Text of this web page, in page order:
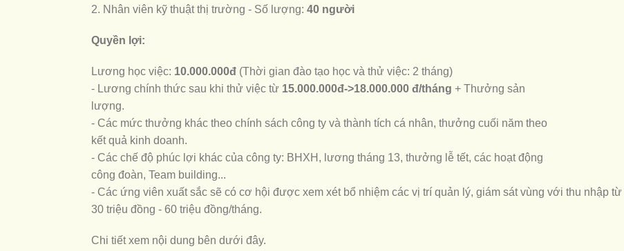
2. Nhân viên kỹ thuật thị trường - Số lượng: 40 người
Quyền lợi:
Lương học việc: 10.000.000đ (Thời gian đào tạo học và thử việc: 2 tháng)
- Lương chính thức sau khi thử việc từ 15.000.000đ->18.000.000 đ/tháng + Thưởng sản
lượng.
- Các mức thưởng khác theo chính sách công ty và thành tích cá nhân, thưởng cuối năm theo
kết quả kinh doanh.
- Các chế độ phúc lợi khác của công ty: BHXH, lương tháng 13, thưởng lễ tết, các hoạt động
công đoàn, Team building...
- Các ứng viên xuất sắc sẽ có cơ hội được xem xét bổ nhiệm các vị trí quản lý, giám sát vùng với thu nhập từ
30 triệu đồng - 60 triệu đồng/tháng.
Chi tiết xem nội dung bên dưới đây.